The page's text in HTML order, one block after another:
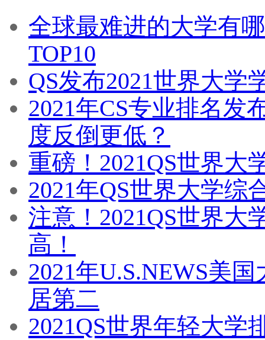
全球最难进的大学有
TOP10
QS发布2021世界大学
2021年CS专业排名发
度反倒更低？
重磅！2021QS世界大
2021年QS世界大学综
注意！2021QS世界大
高！
2021年U.S.NEWS美
居第二
2021QS世界年轻大学